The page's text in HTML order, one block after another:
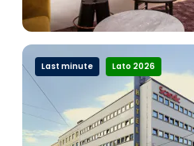
Last minute Lato 2026